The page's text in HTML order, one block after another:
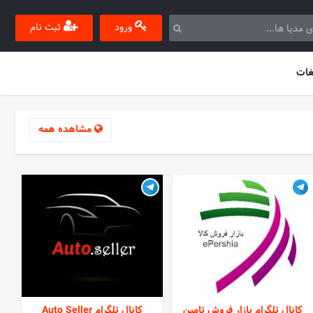
ورود ثبت نام
مشاهده همه